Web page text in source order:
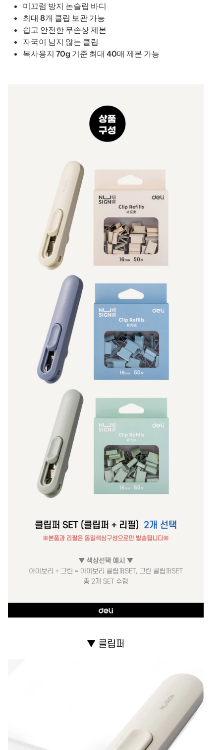
미끄럼 방지 논슬립 바디
최대 8개 클립 보관 가능
쉽고 안전한 무손상 제본
자국이 남지 않는 클립
복사용지 70g 기준 최대 40매 제본 가능